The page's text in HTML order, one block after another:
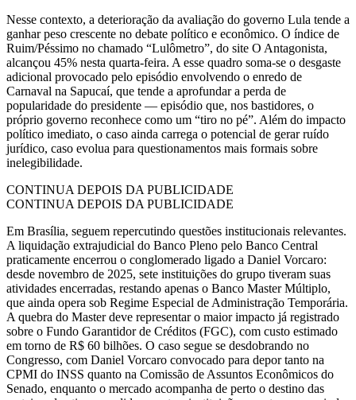
Nesse contexto, a deterioração da avaliação do governo Lula tende a
ganhar peso crescente no debate político e econômico. O índice de
Ruim/Péssimo no chamado “Lulômetro”, do site O Antagonista,
alcançou 45% nesta quarta-feira. A esse quadro soma-se o desgaste
adicional provocado pelo episódio envolvendo o enredo de
Carnaval na Sapucaí, que tende a aprofundar a perda de
popularidade do presidente — episódio que, nos bastidores, o
próprio governo reconhece como um “tiro no pé”. Além do impacto
político imediato, o caso ainda carrega o potencial de gerar ruído
jurídico, caso evolua para questionamentos mais formais sobre
inelegibilidade.
CONTINUA DEPOIS DA PUBLICIDADE
CONTINUA DEPOIS DA PUBLICIDADE
Em Brasília, seguem repercutindo questões institucionais relevantes.
A liquidação extrajudicial do Banco Pleno pelo Banco Central
praticamente encerrou o conglomerado ligado a Daniel Vorcaro:
desde novembro de 2025, sete instituições do grupo tiveram suas
atividades encerradas, restando apenas o Banco Master Múltiplo,
que ainda opera sob Regime Especial de Administração Temporária.
A quebra do Master deve representar o maior impacto já registrado
sobre o Fundo Garantidor de Créditos (FGC), com custo estimado
em torno de R$ 60 bilhões. O caso segue se desdobrando no
Congresso, com Daniel Vorcaro convocado para depor tanto na
CPMI do INSS quanto na Comissão de Assuntos Econômicos do
Senado, enquanto o mercado acompanha de perto o destino das